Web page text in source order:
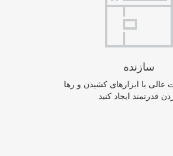
سازنده
با ابزارهای کشیدن و رها
قدرتمند ایجاد کنید